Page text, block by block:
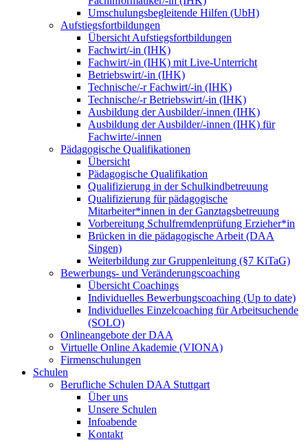
Umschulungsbegleitende Hilfen (UbH)
Aufstiegsfortbildungen
Übersicht Aufstiegsfortbildungen
Fachwirt/-in (IHK)
Fachwirt/-in (IHK) mit Live-Unterricht
Betriebswirt/-in (IHK)
Technische/-r Fachwirt/-in (IHK)
Technische/-r Betriebswirt/-in (IHK)
Ausbildung der Ausbilder/-innen (IHK)
Ausbildung der Ausbilder/-innen (IHK) für
Fachwirte/-innen
Pädagogische Qualifikationen
Übersicht
Pädagogische Qualifikation
Qualifizierung in der Schulkindbetreuung
Qualifizierung für pädagogische
Mitarbeiter*innen in der Ganztagsbetreuung
Vorbereitung Schulfremdenprüfung Erzieher*in
Brücken in die pädagogische Arbeit (DAA
Singen)
Weiterbildung zur Gruppenleitung (§7 KiTaG)
Bewerbungs- und Veränderungscoaching
Übersicht Coachings
Individuelles Bewerbungscoaching (Up to date)
Individuelles Einzelcoaching für Arbeitsuchende
(SOLO)
Onlineangebote der DAA
Virtuelle Online Akademie (VIONA)
Firmenschulungen
Schulen
Berufliche Schulen DAA Stuttgart
Über uns
Unsere Schulen
Infoabende
Kontakt